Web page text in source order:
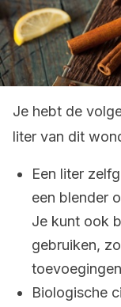
Je hebt de
liter van dit
Een liter
een blender
Je kunt ook
gebruiken,
Biologische